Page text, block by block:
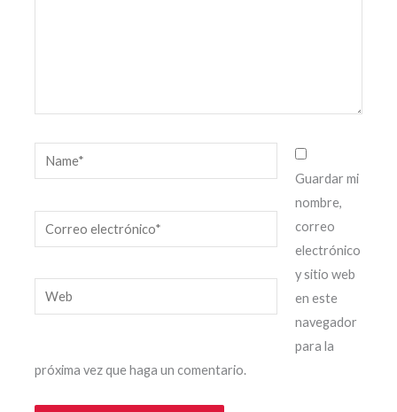
Name*
Correo
electrónico*
Web
Guardar mi
nombre,
correo
electrónico
y sitio web
en este
navegador
para la
próxima vez que haga un comentario.